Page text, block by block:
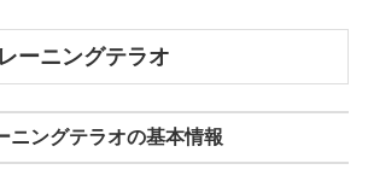
ーニングテラオ
ニングテラオの基本情報